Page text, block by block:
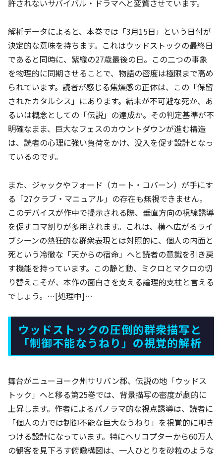
許されないサバイバル・ドラマへと変質させています。
解析データによると、本巻では「3月15日」という日付が
決定的な意味を持ちます。これはウッドストックの最終日
であると同時に、紫織の27歳最後の日。この二つの事象
を物理的に同期させることで、物語の密度は極限まで高め
られています。読者が感じる焦燥感の正体は、この「保留
されたカタルシス」にあります。結末が不可避な死か、あ
るいは概念としての「伝説」の達成か。その判定基準が不
明確なまま、巨大なフェスのカウントダウンが進む構造
は、読者の心理に強い負荷をかけ、没入を促す設計となっ
ているのです。
また、ジャックやフォード（カート・コバーン）が手にす
る「27クラブ・マニュアル」の存在も無視できません。
このデバイスが作中で提示される際、垂直方向の視線誘導
を促すコマ割りが多用されます。これは、横へ広がるライ
ブシーンの熱狂的な群衆表現とは対照的に、個人の内面と
死という冷徹な「天からの宿命」へと読者の意識を引き戻
す機能を持っています。この静と動、ミクロとマクロの切
り替えこそが、本作の面白さを支える論理的支柱と言える
でしょう。…[処理中]…
ウッドストックの圧倒的群衆描写と
「制御不能なうねり」の視覚的解析
舞台がニューヨーク州サリバン郡、伝説の地「ウッドス
トック」へと移る第25巻では、背景描写の密度が劇的に
上昇します。作者によるパノラマ的な視点誘導は、読者に
「個人の力では制御不能な巨大なうねり」を視覚的に叩き
つける設計になっています。特にヘリコプターから60万人
の観客を見下ろす俯瞰構図は、一人ひとりを砂粒のような